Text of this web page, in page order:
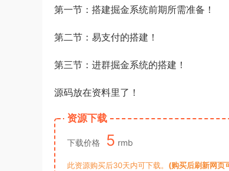
第一节：搭建掘金系统前期所需准备！
第二节：易支付的搭建！
第三节：进群掘金系统的搭建！
源码放在资料里了！
资源下载
下载价格 5 rmb
此资源购买后30天内可下载。 (购买后刷新网